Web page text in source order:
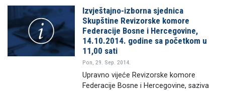
Izvještajno-izborna sjednica
Skupštine Revizorske komore
Federacije Bosne i Hercegovine,
14.10.2014. godine sa početkom u
11,00 sati
Pon, 29. Sep. 2014.
Upravno vijeće Revizorske komore
Federacije Bosne i Hercegovine, saziva